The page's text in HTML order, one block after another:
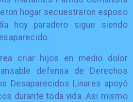
hogar secuestraron esposo
hoy paradero sigue siendo
criar hijos en medio dolor
defensa de Derechos
Desaparecidos Linares apoyó
durante toda vida .Asi mismo